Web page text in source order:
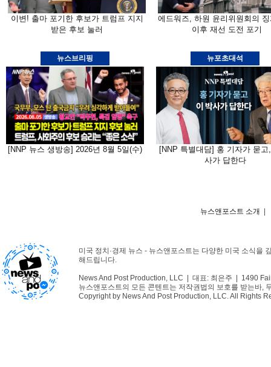
이변! 출마 포기한 후보가 트럼프 지지
받은 후보 눌러
에드워즈, 하원 윤리위원회의
이후 재선 도전 포기
뉴스브리핑
[NNP 뉴스 생방송] 2026년 8월 5일(수)
뉴포초대석
[NNP 특별대담] 홍 기자가 묻고
사가 답한다
뉴스앤포스트 소개
미국 정치·경제 뉴스 - 뉴스앤포스트는 다양한 미국 소식을
해드립니다.
News And Post Production, LLC | 대표: 최은주 | 1490
뉴스앤포스트의 모든 콘텐트는 저작권법의 보호를 받는바,
Copyright by News And Post Production, LLC. All Rights